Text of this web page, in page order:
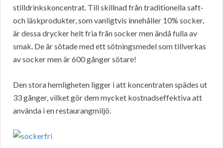
stilldrinkskoncentrat. Till skillnad från traditionella saft-
och läskprodukter, som vanligtvis innehåller 10% socker,
är dessa drycker helt fria från socker men ändå fulla av
smak. De är sötade med ett sötningsmedel som tillverkas
av socker men är 600 gånger sötare!
Den stora hemligheten ligger i att koncentraten spädes ut
33 gånger, vilket gör dem mycket kostnadseffektiva att
använda i en restaurangmiljö.